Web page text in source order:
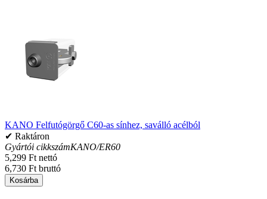
KANO Felfutógörgő C60-as sínhez, saválló acélból
✔ Raktáron
Gyártói cikkszámKANO/ER60
5,299 Ft nettó
6,730 Ft bruttó
Kosárba